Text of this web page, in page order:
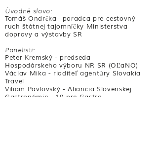
Úvodné slovo:
Tomáš Ondrčka– poradca pre cestovný
ruch štátnej tajomníčky Ministerstva
dopravy a výstavby SR
Panelisti:
Peter Kremský - predseda
Hospodárskeho výboru NR SR (OĽaNO)
Václav Mika - riaditeľ agentúry Slovakia
Travel
Viliam Pavlovský - Aliancia Slovenskej
Gastronómie - 10 pre Gastro